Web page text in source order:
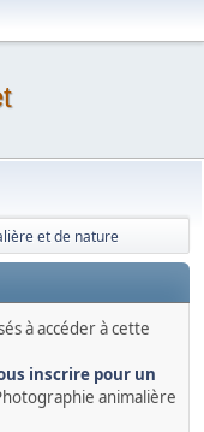
et de nature
à accéder à cette
inscrire pour un
animalière